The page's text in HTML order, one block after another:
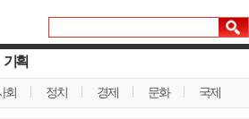
회 정치 경제 문화 국제
기획